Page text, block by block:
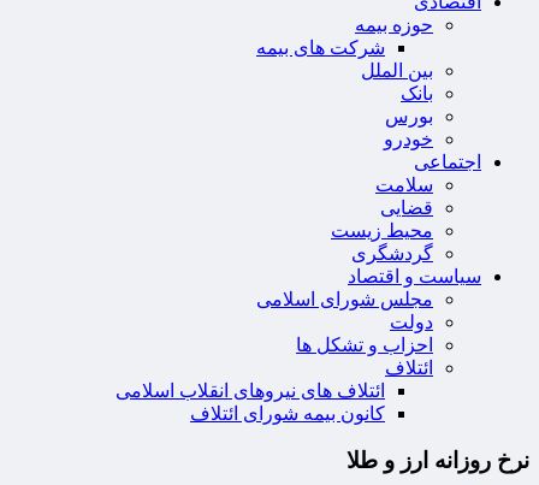
حوزه بیمه
شرکت های بیمه
بین الملل
بانک
بورس
خودرو
اجتماعی
سلامت
قضایی
محیط زیست
گردشگری
سیاست و اقتصاد
مجلس شورای اسلامی
دولت
احزاب و تشکل ها
ائتلاف
ائتلاف های نیروهای انقلاب اسلامی
کانون بیمه شورای ائتلاف
نرخ روزانه ارز و طلا